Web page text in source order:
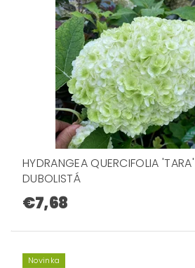
HYDRANGEA QUERCIFOLIA
DUBOLISTÁ
€7,68
Novinka